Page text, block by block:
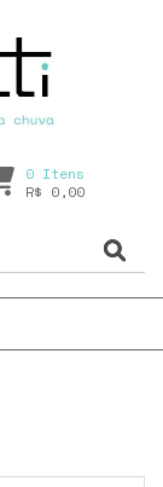
0 Itens
R$ 0,00